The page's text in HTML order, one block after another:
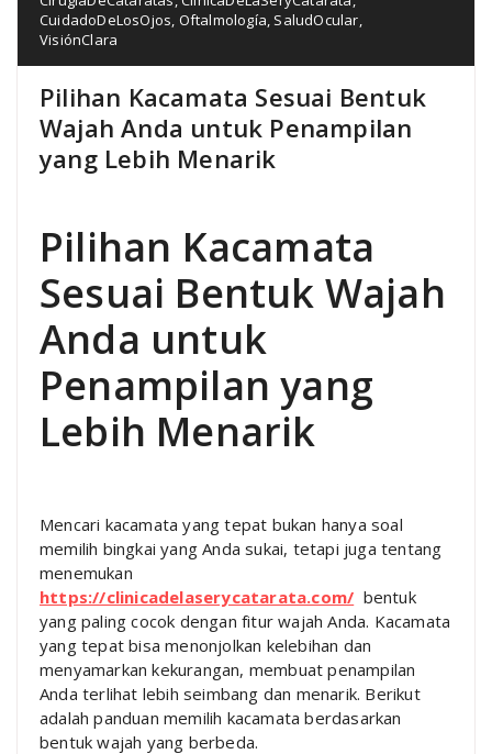
CuidadoDeLosOjos Oftalmología SaludOcular
VisiónClara
Pilihan Kacamata Sesuai Bentuk
Wajah Anda untuk Penampilan
yang Lebih Menarik
Pilihan Kacamata
Sesuai Bentuk Wajah
Anda untuk
Penampilan yang
Lebih Menarik
Mencari kacamata yang tepat bukan hanya soal
memilih bingkai yang Anda sukai, tetapi juga tentang
menemukan
https://clinicadelaserycatarata.com/ bentuk
yang paling cocok dengan fitur wajah Anda. Kacamata
yang tepat bisa menonjolkan kelebihan dan
menyamarkan kekurangan, membuat penampilan
Anda terlihat lebih seimbang dan menarik. Berikut
adalah panduan memilih kacamata berdasarkan
bentuk wajah yang berbeda.